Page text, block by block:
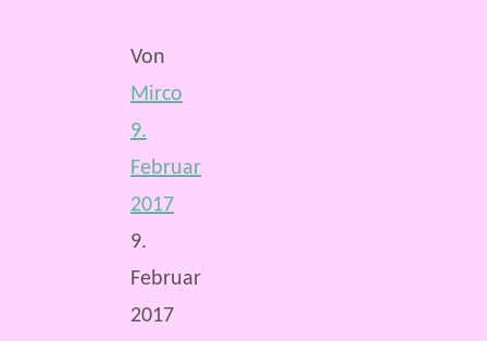
Von
Mirco
9.
Februar
2017
9.
Februar
2017